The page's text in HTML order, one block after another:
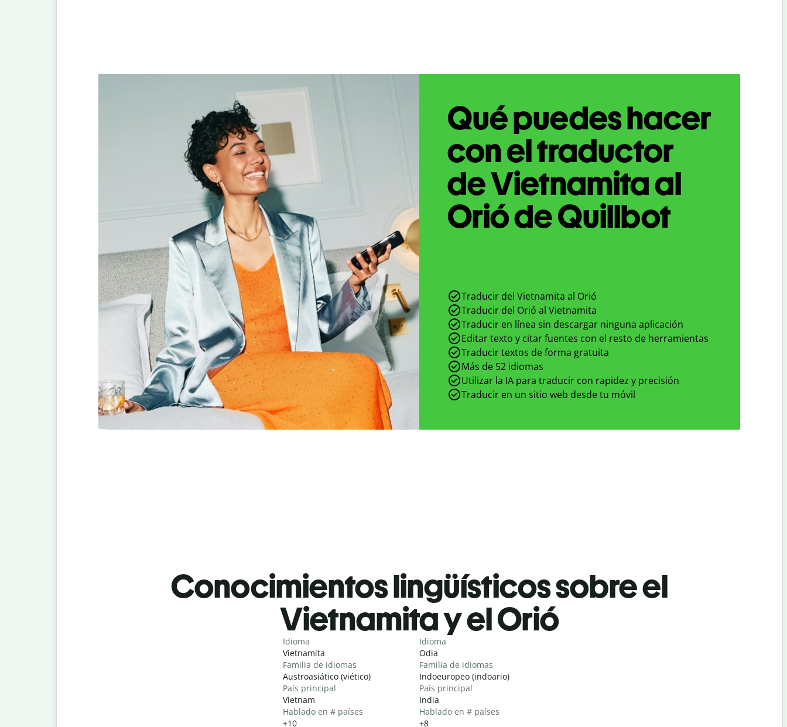
Qué puedes hacer
con el traductor
de Vietnamita al
Orió de Quillbot
Traducir del Vietnamita al Orió
Traducir del Orió al Vietnamita
Traducir en línea sin descargar ninguna aplicación
Editar texto y citar fuentes con el resto de herramientas
Traducir textos de forma gratuita
Más de 52 idiomas
Utilizar la IA para traducir con rapidez y precisión
Traducir en un sitio web desde tu móvil
Conocimientos lingüísticos sobre el
Vietnamita y el Orió
Idioma
Vietnamita
Familia de idiomas
Austroasiático (viético)
País principal
Vietnam
Hablado en # países
+10
Idioma
Odia
Familia de idiomas
Indoeuropeo (indoario)
País principal
India
Hablado en # países
+8